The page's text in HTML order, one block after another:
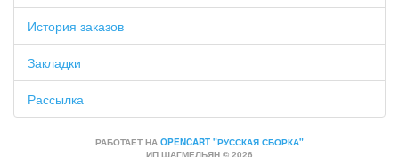
История заказов
Закладки
Рассылка
РАБОТАЕТ НА OPENCART "РУССКАЯ СБОРКА"